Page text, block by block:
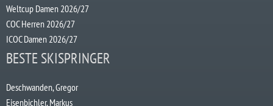
Weltcup Damen 2026/27
COC Herren 2026/27
ICOC Damen 2026/27
BESTE SKISPRINGER
Deschwanden, Gregor
Eisenbichler, Markus